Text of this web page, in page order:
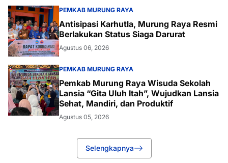
PEMKAB MURUNG RAYA
Antisipasi Karhutla, Murung Raya Resmi
Berlakukan Status Siaga Darurat
Agustus 06, 2026
PEMKAB MURUNG RAYA
Pemkab Murung Raya Wisuda Sekolah
Lansia “Gita Uluh Itah”, Wujudkan Lansia
Sehat, Mandiri, dan Produktif
Agustus 05, 2026
Selengkapnya